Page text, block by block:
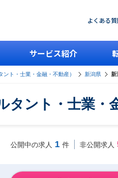
よくある
サービス紹介
ント・士業・金融・不動産） 新潟県 新
タント・士業・
公開中の求人 1 件 非公開求人